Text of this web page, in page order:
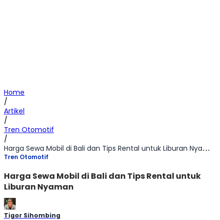
Home
/
Artikel
/
Tren Otomotif
/
Harga Sewa Mobil di Bali dan Tips Rental untuk Liburan Nyaman
Tren Otomotif
Harga Sewa Mobil di Bali dan Tips Rental untuk
Liburan Nyaman
Tigor Sihombing